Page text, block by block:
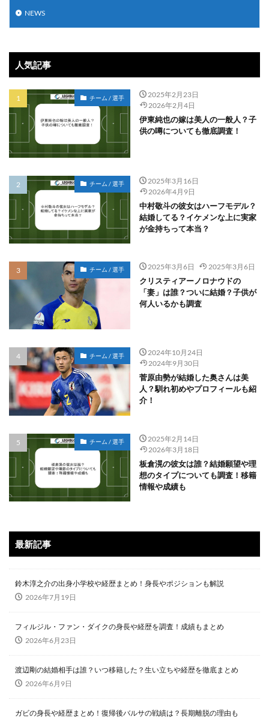
NEWS
人気記事
チーム / 選手
2025年2月23日
2026年2月4日
伊東純也の嫁は美人の一般人？子
供の噂についても徹底調査！
チーム / 選手
2025年3月16日
2026年4月9日
中村敬斗の彼女はハーフモデル？
結婚してる？イケメンな上に実家
が金持ちって本当？
チーム / 選手 2025年3月6日 2025年3月6日
クリスティアーノロナウドの
「妻」は誰？ついに結婚？子供が
何人いるかも調査
チーム / 選手
2024年10月24日
2024年9月30日
菅原由勢が結婚した奥さんは美
人？馴れ初めやプロフィールも紹
介！
チーム / 選手
2025年2月14日
2026年3月18日
板倉滉の彼女は誰？結婚願望や理
想のタイプについても調査！移籍
情報や成績も
最新記事
鈴木淳之介の出身小学校や経歴まとめ！身長やポジションも解説
2026年7月19日
フィルジル・ファン・ダイクの身長や経歴を調査！成績もまとめ
2026年6月23日
渡辺剛の結婚相手は誰？いつ移籍した？生い立ちや経歴を徹底まとめ
2026年6月9日
ガビの身長や経歴まとめ！復帰後バルサの戦績は？長期離脱の理由も